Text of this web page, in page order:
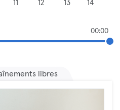
11 12 13 14
00:00
libres